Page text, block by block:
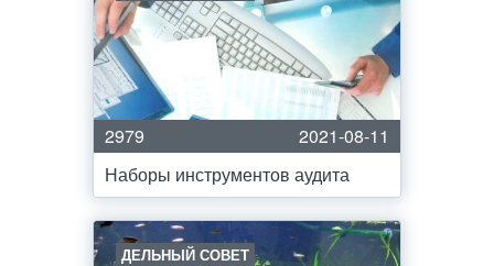
2979
2021-08-11
Наборы инструментов аудита
ДЕЛЬНЫЙ СОВЕТ